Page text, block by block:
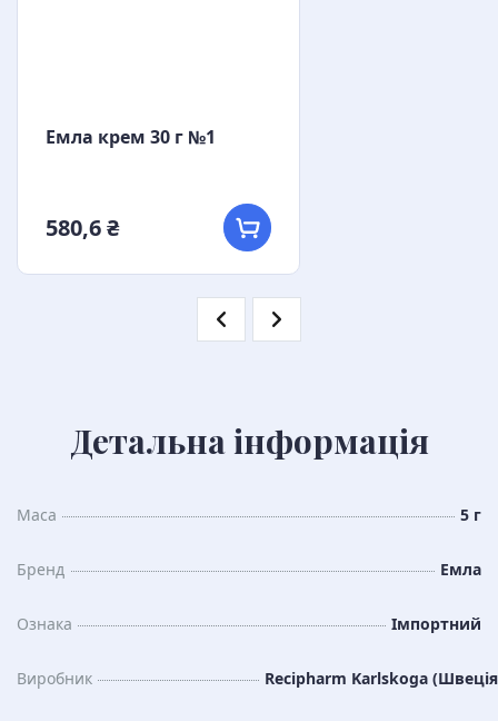
Емла крем 30 г №1
580,6 ₴
Детальна інформація
Маса 5 г
Бренд Емла
Ознака Імпортний
Виробник Recipharm Karlskoga